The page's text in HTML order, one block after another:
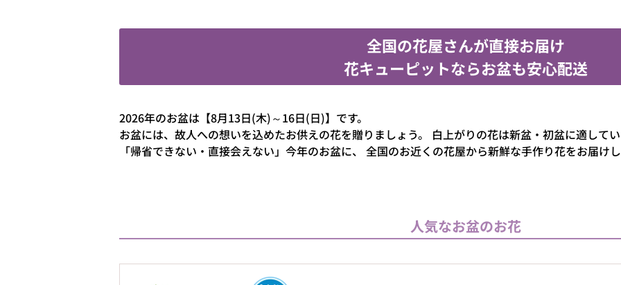
全国の花屋さんが直接お届け
花キューピットならお盆も安心配送
2026年のお盆は【8月13日(木)～16日(日)】です。
お盆には、故人への想いを込めたお供えの花を贈りましょう。
白上がりの花は新盆・初盆に適して
「帰省できない・直接会えない」今年のお盆に、 全国のお近くの花屋から新鮮な手作り花をお届け
人気なお盆のお花